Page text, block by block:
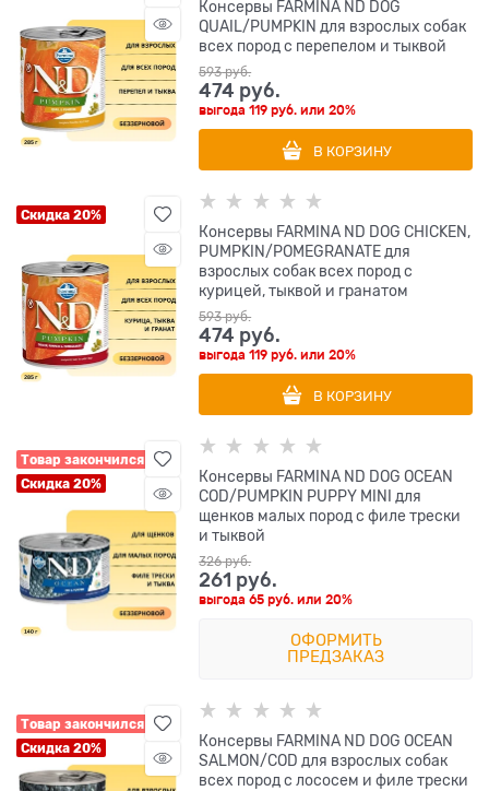
Консервы FARMINA ND DOG
QUAIL/PUMPKIN для взрослых собак
всех пород с перепелом и тыквой
593 руб.
474 руб.
выгода119 руб. или20%
В КОРЗИНУ
Скидка 20%
Консервы FARMINA ND DOG CHICKEN,
PUMPKIN/POMEGRANATE для
взрослых собак всех пород с
курицей, тыквой и гранатом
593 руб.
474 руб.
выгода119 руб. или20%
В КОРЗИНУ
Товар закончился
Скидка 20%
Консервы FARMINA ND DOG OCEAN
COD/PUMPKIN PUPPY MINI для
щенков малых пород с филе трески
и тыквой
326 руб.
261 руб.
выгода65 руб. или20%
ОФОРМИТЬ
ПРЕДЗАКАЗ
Товар закончился
Скидка 20%
Консервы FARMINA ND DOG OCEAN
SALMON/COD для взрослых собак
всех пород с лососем и филе трески